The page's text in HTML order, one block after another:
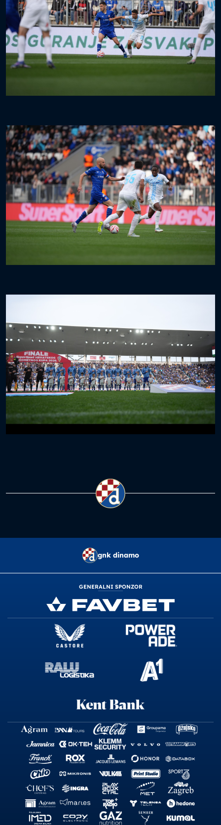
gnk dinamo
GENERALNI SPONZOR